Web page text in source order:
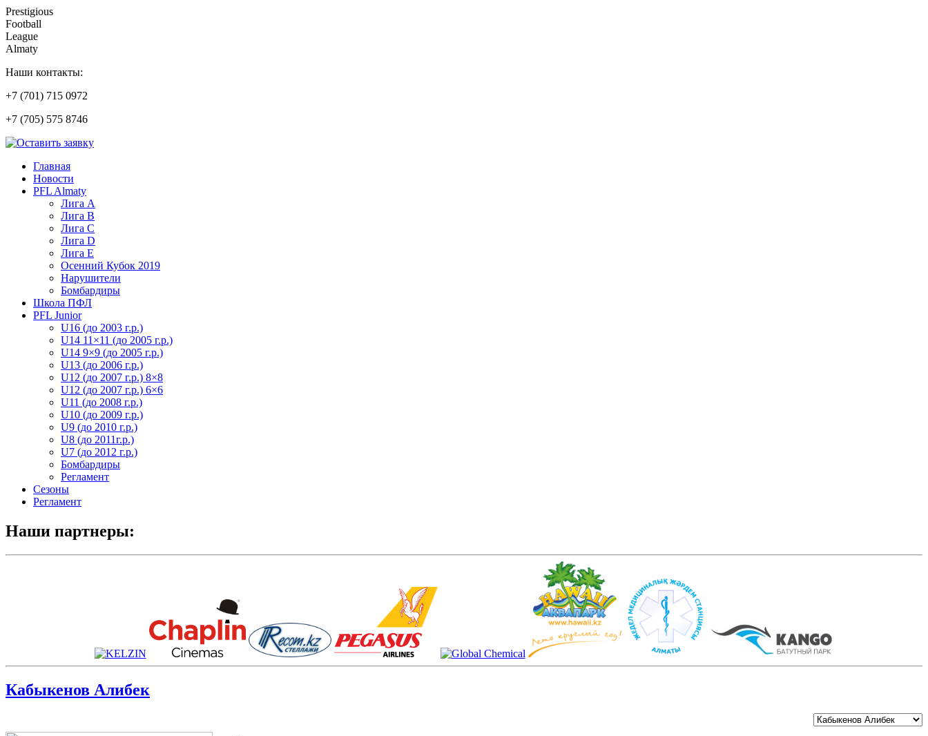
Prestigious
Football
League
Almaty
Наши контакты:
+7 (701) 715 0972
+7 (705) 575 8746
Главная
Новости
PFL Almaty
Лига A
Лига В
Лига С
Лига D
Лига Е
Осенний Кубок 2019
Нарушители
Бомбардиры
Школа ПФЛ
PFL Junior
U16 (до 2003 г.р.)
U14 11×11 (до 2005 г.р.)
U14 9×9 (до 2005 г.р.)
U13 (до 2006 г.р.)
U12 (до 2007 г.р.) 8×8
U12 (до 2007 г.р.) 6×6
U11 (до 2008 г.р.)
U10 (до 2009 г.р.)
U9 (до 2010 г.р.)
U8 (до 2011г.р.)
U7 (до 2012 г.р.)
Бомбардиры
Регламент
Сезоны
Регламент
Наши партнеры:
Кабыкенов Алибек